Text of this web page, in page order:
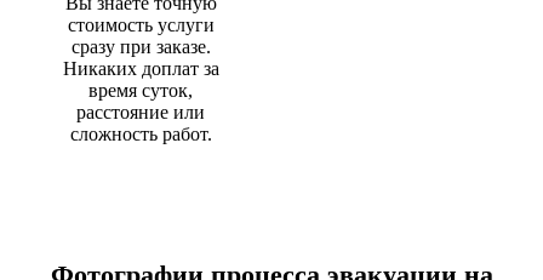
стоимость услуги
сразу при заказе.
Никаких доплат за
время суток,
расстояние или
сложность работ.